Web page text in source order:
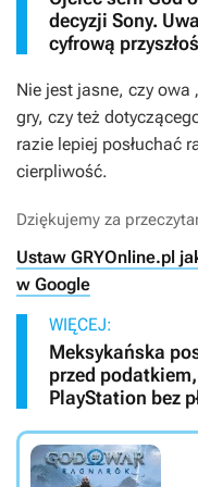
decyzji Sony.
cyfrową
Nie jest jasne, czy owa
gry, czy też
razie lepiej posłuchać
cierpliwość.
Dziękujemy za
Ustaw GRYOnline.pl
w Google
WIĘCEJ:
Meksykańska
przed
PlayStation bez